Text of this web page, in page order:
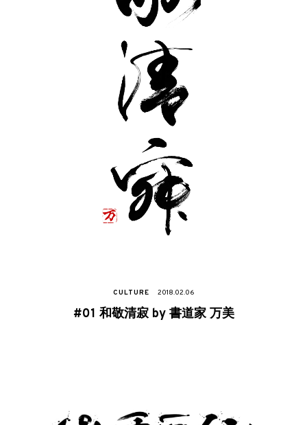
CULTURE 2018.02.06
#01 和敬清寂​ by 書道家 万美